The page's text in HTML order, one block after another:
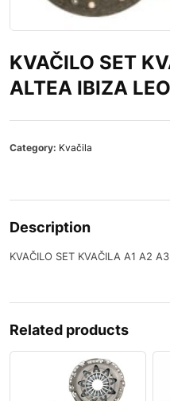
KVAČILO SET
ALTEA IBIZA
Category: Kvačila
Description
KVAČILO SET KVAČILA A1 A2
Related products